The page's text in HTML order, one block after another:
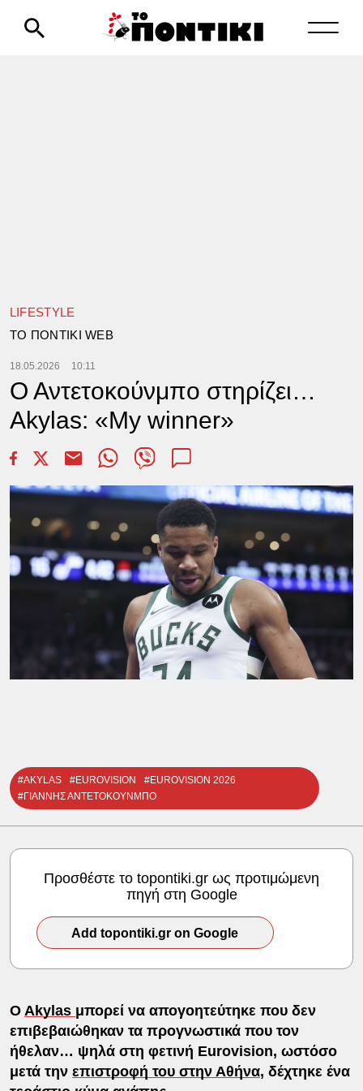
LIFESTYLE
TΟ ΠΟΝΤΙΚΙ WEB
18.05.2026 10:11
Ο Αντετοκούνμπο στηρίζει…
Akylas: «My winner»
#AKYLAS #EUROVISION
#EUROVISION 2026
#ΓΙΑΝΝΗΣ ΑΝΤΕΤΟΚΟΥΝΜΠΟ
Προσθέστε το topontiki.gr ως προτιμώμενη
πηγή στη Google
Add topontiki.gr on Google
O Akylas μπορεί να απογοητεύτηκε που δεν
επιβεβαιώθηκαν τα προγνωστικά που τον
ήθελαν… ψηλά στη φετινή Eurovision, ωστόσο
μετά την επιστροφή του στην Αθήνα, δέχτηκε ένα